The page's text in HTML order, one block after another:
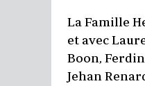
La Famille
et avec
Boon,
Jehan